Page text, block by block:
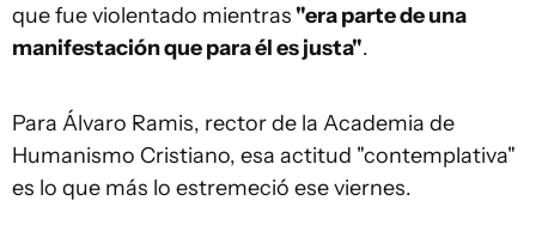
que fue violentado mientras "era parte de una
manifestación que para él es justa".
Para Álvaro Ramis, rector de la Academia de
Humanismo Cristiano, esa actitud "contemplativa"
es lo que más lo estremeció ese viernes.